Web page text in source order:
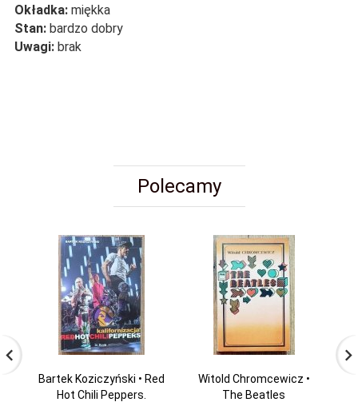
Okładka: miękka
Stan: bardzo dobry
Uwagi: brak
Polecamy
Bartek Koziczyński • Red
Hot Chili Peppers.
Witold Chromcewicz •
The Beatles